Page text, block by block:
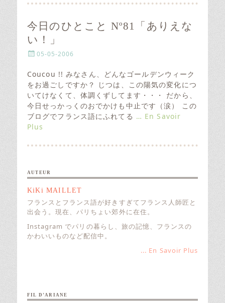
今日のひとこと Nº81「ありえな
い！」
P
s
e
d
o
n
05-05-2006
Coucou !! みなさん、どんなゴールデンウィーク
をお過ごしですか？ じつは、この陽気の変化につ
いてけなくて、体調くずしてます・・・ だから、
今日せっかっくのおでかけも中止です（涙） この
ブログでフランス語にふれてる … En Savoir
Plus
AUTEUR
KiKi MAILLET
フランスとフランス語が好きすぎてフランス人師匠と
出会う。現在、パリちょい郊外に在住。
Instagram でパリの暮らし、旅の記憶、フランスの
かわいいものなど配信中。
... En Savoir Plus
FIL D’ARIANE